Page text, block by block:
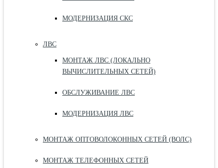
МОДЕРНИЗАЦИЯ СКС
ЛВС
МОНТАЖ ЛВС (ЛОКАЛЬНО
ВЫЧИСЛИТЕЛЬНЫХ СЕТЕЙ)
ОБСЛУЖИВАНИЕ ЛВС
МОДЕРНИЗАЦИЯ ЛВС
МОНТАЖ ОПТОВОЛОКОННЫХ СЕТЕЙ (ВОЛС)
МОНТАЖ ТЕЛЕФОННЫХ СЕТЕЙ